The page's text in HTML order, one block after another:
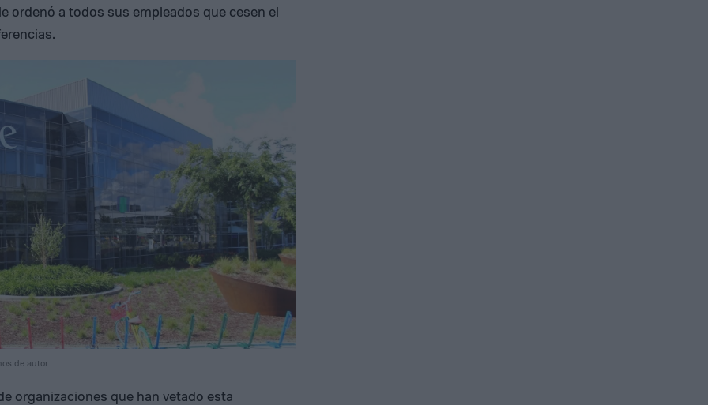
ordenó a todos sus empleados que cesen el
de autor
organizaciones que han vetado esta